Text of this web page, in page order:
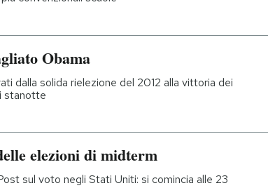
Obama
dalla solida rielezione del 2012 alla vittoria dei
stanotte
elezioni di midterm
sul voto negli Stati Uniti: si comincia alle 23